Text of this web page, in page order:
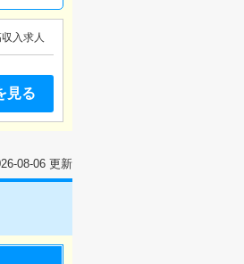
入求人
見る
08-06 更新